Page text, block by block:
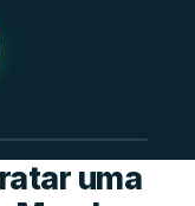
uma